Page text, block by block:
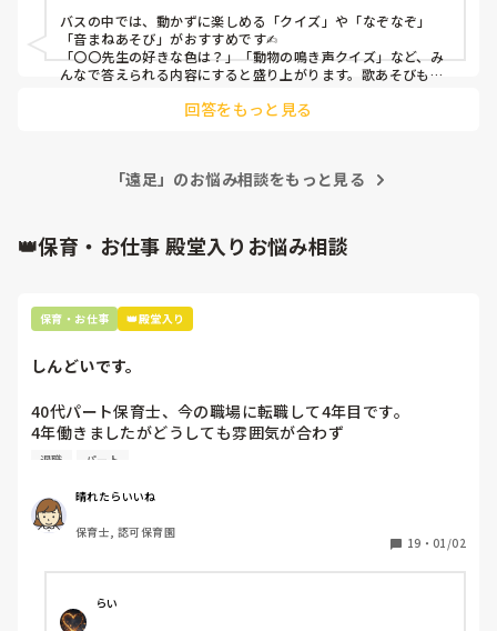
バスの中では、動かずに楽しめる「クイズ」や「なぞなぞ」
「音まねあそび」がおすすめです✍︎
「〇〇先生の好きな色は？」「動物の鳴き声クイズ」など、み
んなで答えられる内容にすると盛り上がります。歌あそびも良
テンポの良い歌で楽しい時間になりました☺️
回答をもっと見る
「遠足」のお悩み相談をもっと見る
👑保育・お仕事 殿堂入りお悩み相談
保育・お仕事 👑殿堂入り
しんどいです。
40代パート保育士、今の職場に転職して4年目です。
4年働きましたがどうしても雰囲気が合わず
退職しようと思っています。
周りの職員は、勤続10年以上から何十年という先生がほとん
どです。
保護者子どもの愚痴悪口が多く、
今で言う不適切保育も
仕方ないよね
もう何も言わずに
退職 パート
晴れたらいいね
保育士, 認可保育園
19 ・ 01/02
らい